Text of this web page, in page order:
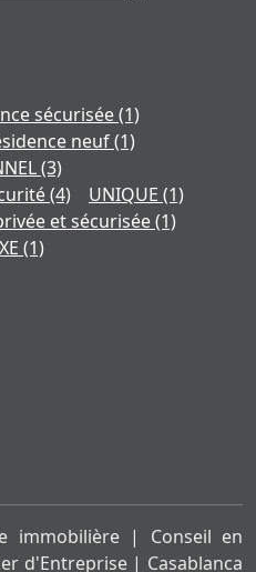
sécurisée(1)
neuf(1)
(3)
(4) UNIQUE (1)
et sécurisée(1)
(1)
immobilière | Conseil en
d'Entreprise | Casablanca